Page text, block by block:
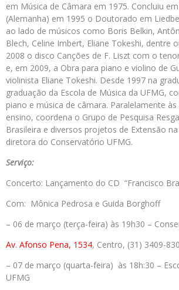
em Música de Câmara em 1975. Concluiu
(Alemanha) em 1995 o Doutorado em
ao lado de músicos como Boris Belkin,
Blech, Celine Imbert, Eliane Tokeshi, dentre
2008 o disco Canções de F. Liszt com o
e, em 2009, a Obra para piano e violino de
violinista Eliane Tokeshi. Desde 1997 na
graduação da Escola de Música da UFMG,
piano e música de câmara. Paralelamente
ensino, coordena o Grupo de Pesquisa
Brasileira e diversos projetos de Extensão na
diretora do Conservatório UFMG.
Serviço:
Concerto: Lançamento do CD “Francisco
Com: Mônica Pedrosa e Guida Borghoff
– 06 de março (terça-feira) às 19h30 –
Av. Afonso Pena, 1534, Centro, (31) 3409-
– 07 de março (quarta-feira) às 18h:30 –
UFMG